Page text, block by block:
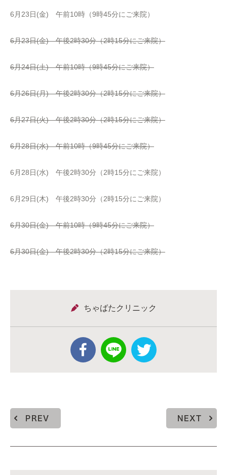
6月23日(金) 午前10時（9時45分にご来院）
6月23日(金) 午後2時30分（2時15分にご来院）
6月24日(土) 午前10時（9時45分にご来院）
6月26日(月) 午後2時30分（2時15分にご来院）
6月27日(火) 午後2時30分（2時15分にご来院）
6月28日(水) 午前10時（9時45分にご来院）
6月28日(水) 午後2時30分（2時15分にご来院）
6月29日(木) 午後2時30分（2時15分にご来院）
6月30日(金) 午前10時（9時45分にご来院）
6月30日(金) 午後2時30分（2時15分にご来院）
ちゃばたクリニック
PREV NEXT